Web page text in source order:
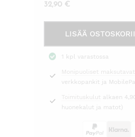
32,90 €
Gently
vaalea
Skinnwille
LISÄÄ
1 kpl varastossa
Monipuoliset maksutavat
verkkopankit ja
Toimituskulut alkaen
huonekalut ja matot)